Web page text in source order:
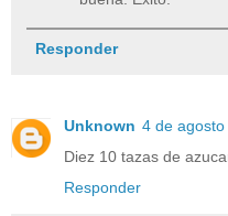
Responder
Unknown 4 de agosto
Diez 10 tazas de
Responder